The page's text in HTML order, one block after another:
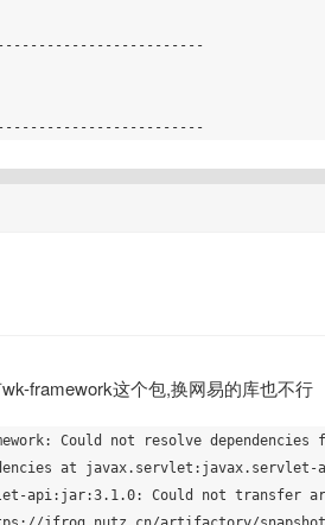
framework这个包,换网易的库也不行
Could not resolve
at
api:jar:3.1.0: Could not transfer